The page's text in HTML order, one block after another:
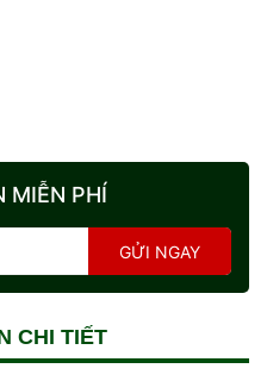
MIỄN PHÍ
GỬI NGAY
CHI TIẾT